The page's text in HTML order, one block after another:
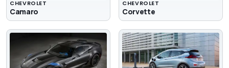
CHEVROLET
Camaro
CHEVROLET
Corvette